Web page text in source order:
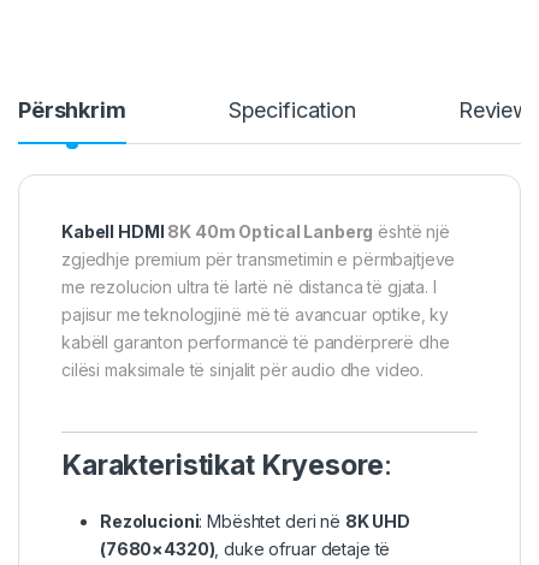
Përshkrim Specification
Kabell HDMI 8K 40m Optical Lanberg është një
zgjedhje premium për transmetimin e përmbajtjeve
me rezolucion ultra të lartë në distanca të gjata. I
pajisur me teknologjinë më të avancuar optike, ky
kabëll garanton performancë të pandërprerë dhe
cilësi maksimale të sinjalit për audio dhe video.
KarakteristikatKryesore:
Rezolucioni: Mbështet deri në 8K UHD
(7680×4320) , duke ofruar detaje të